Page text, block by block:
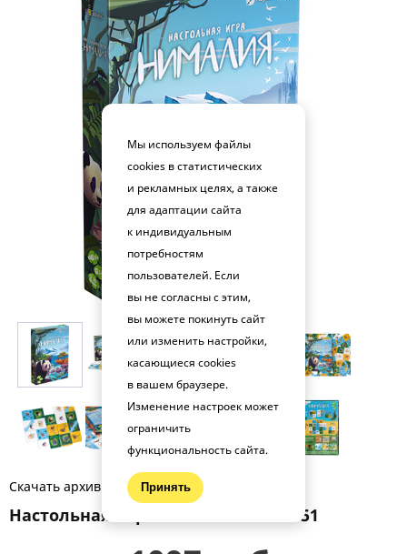
Скачать архив фото (.zip)
Настольная игра Нималия PG-17351
Мы используем файлы
cookies в статистических
и рекламных целях, а также
для адаптации сайта
к индивидуальным
потребностям
пользователей. Если
вы не согласны с этим,
вы можете покинуть сайт
или изменить настройки,
касающиеся cookies
в вашем браузере.
Изменение настроек может
ограничить
функциональность сайта.
Принять